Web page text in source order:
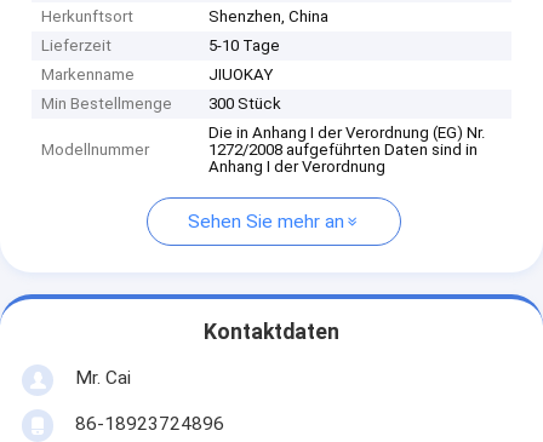
Herkunftsort
Shenzhen, China
Lieferzeit
5-10 Tage
Markenname
JIUOKAY
Min Bestellmenge
300 Stück
Modellnummer
Die in Anhang I der Verordnung (EG) Nr.
1272/2008 aufgeführten Daten sind in
Anhang I der Verordnung
Sehen Sie mehr an
Kontaktdaten
Mr. Cai
86-18923724896